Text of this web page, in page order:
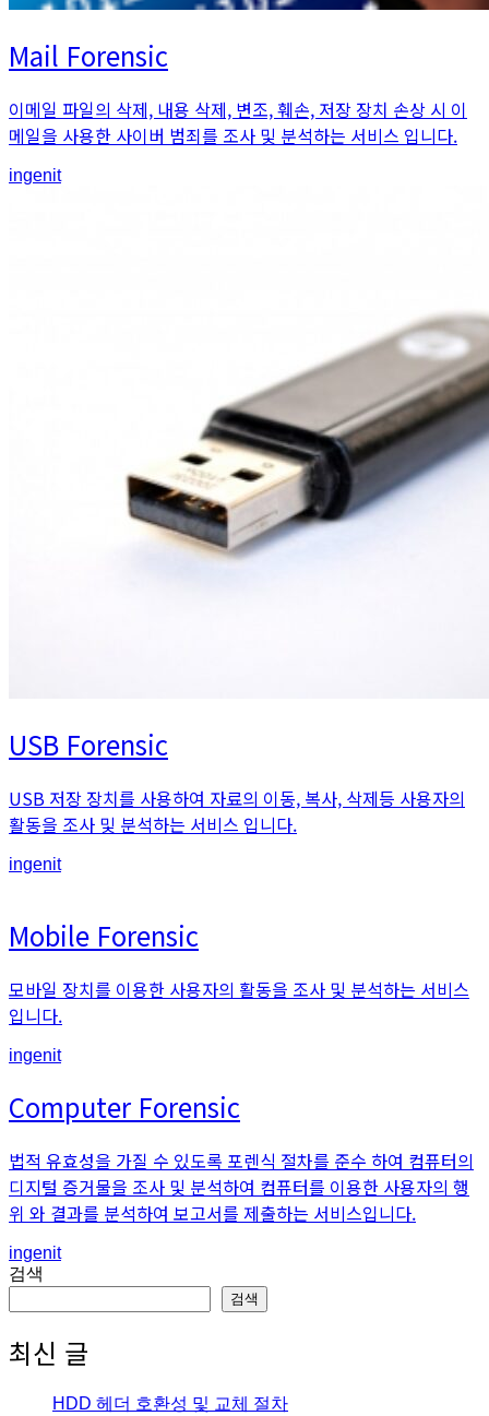
Mail Forensic
이메일 파일의 삭제, 내용 삭제, 변조, 훼손, 저장 장치 손상 시 이
메일을 사용한 사이버 범죄를 조사 및 분석하는 서비스 입니다.
An
ingenit
USB Forensic
USB 저장 장치를 사용하여 자료의 이동, 복사, 삭제등 사용자의
활동을 조사 및 분석하는 서비스 입니다.
An
ingenit
Mobile Forensic
모바일 장치를 이용한 사용자의 활동을 조사 및 분석하는 서비스
입니다.
An
ingenit
Computer Forensic
법적 유효성을 가질 수 있도록 포렌식 절차를 준수 하여 컴퓨터의
디지털 증거물을 조사 및 분석하여 컴퓨터를 이용한 사용자의 행
위 와 결과를 분석하여 보고서를 제출하는 서비스입니다.
An
article
by
ingenit
검색
검색
최신 글
HDD 헤더 호환성 및 교체 절차